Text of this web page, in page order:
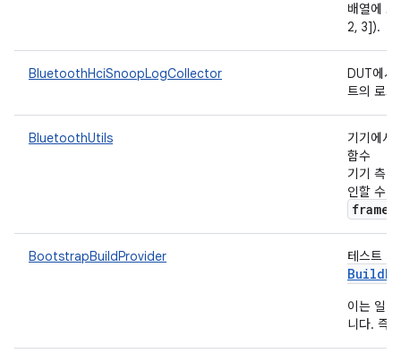
배열에
2, 3]).
BluetoothHciSnoopLogCollector
DUT에서
트의 로
BluetoothUtils
기기에
함수
기기 측
인할 수
BootstrapBuildProvider 테스트
Build
이는 일
니다. 즉,